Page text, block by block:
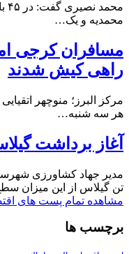
محمدیه و یک…
مسافران کرجی
راهی کیش شدند
مرکز البرز؛ منوچهر
هر سه شنبه…
آغاز برداشت
تن گیلاس از این میزان
مشاهده تمام پست های
برچسب ها